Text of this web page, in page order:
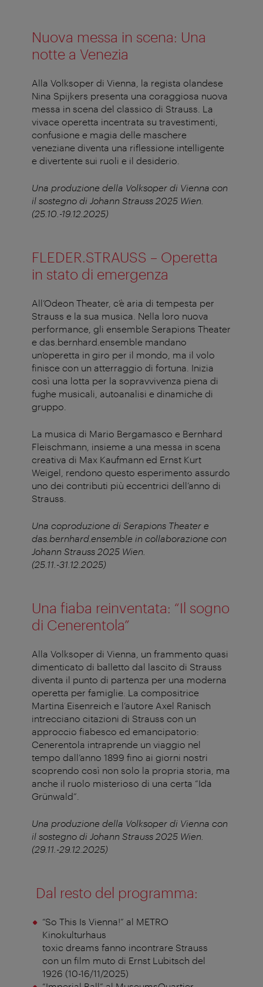
Nuova messa in scena: Una
notte a Venezia
Alla Volksoper di Vienna, la regista olandese
Nina Spijkers presenta una coraggiosa nuova
messa in scena del classico di Strauss. La
vivace operetta incentrata su travestimenti,
confusione e magia delle maschere
veneziane diventa una riflessione intelligente
e divertente sui ruoli e il desiderio.
Una produzione della Volksoper di Vienna con
il sostegno di Johann Strauss 2025 Wien.
(25.10.-19.12.2025)
FLEDER.STRAUSS – Operetta
in stato di emergenza
All’Odeon Theater, c’è aria di tempesta per
Strauss e la sua musica. Nella loro nuova
performance, gli ensemble Serapions Theater
e das.bernhard.ensemble mandano
un’operetta in giro per il mondo, ma il volo
finisce con un atterraggio di fortuna. Inizia
così una lotta per la sopravvivenza piena di
fughe musicali, autoanalisi e dinamiche di
gruppo.
La musica di Mario Bergamasco e Bernhard
Fleischmann, insieme a una messa in scena
creativa di Max Kaufmann ed Ernst Kurt
Weigel, rendono questo esperimento assurdo
uno dei contributi più eccentrici dell’anno di
Strauss.
Una coproduzione di Serapions Theater e
das.bernhard.ensemble in collaborazione con
Johann Strauss 2025 Wien.
(25.11.-31.12.2025)
Una fiaba reinventata: “Il sogno
di Cenerentola”
Alla Volksoper di Vienna, un frammento quasi
dimenticato di balletto dal lascito di Strauss
diventa il punto di partenza per una moderna
operetta per famiglie. La compositrice
Martina Eisenreich e l’autore Axel Ranisch
intrecciano citazioni di Strauss con un
approccio fiabesco ed emancipatorio:
Cenerentola intraprende un viaggio nel
tempo dall’anno 1899 fino ai giorni nostri
scoprendo così non solo la propria storia, ma
anche il ruolo misterioso di una certa “Ida
Grünwald”.
Una produzione della Volksoper di Vienna con
il sostegno di Johann Strauss 2025 Wien.
(29.11.-29.12.2025)
Dal resto del programma:
“So This Is Vienna!” al METRO
Kinokulturhaus
toxic dreams fanno incontrare Strauss
con un film muto di Ernst Lubitsch del
1926 (10-16/11/2025)